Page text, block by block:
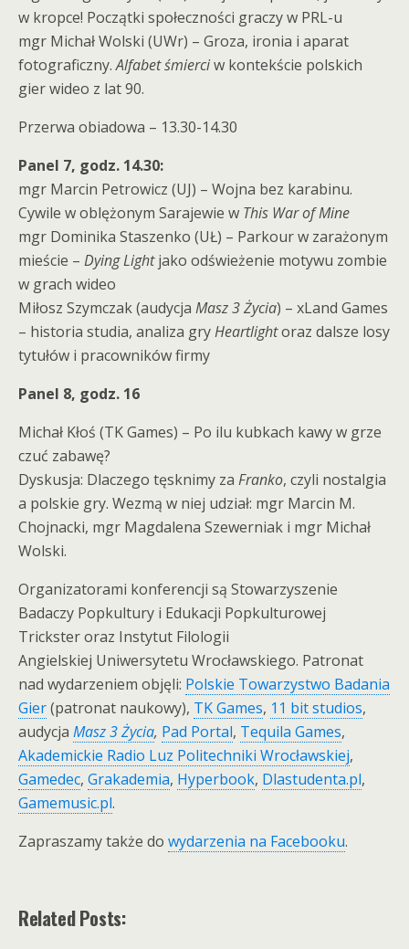
w kropce! Początki społeczności graczy w PRL-u
mgr Michał Wolski (UWr) – Groza, ironia i aparat
fotograficzny.Alfabet śmierciw kontekście polskich
gier wideo z lat 90.
Przerwa obiadowa – 13.30-14.30
Panel 7, godz. 14.30:
mgr Marcin Petrowicz (UJ) – Wojna bez karabinu.
Cywile w oblężonym Sarajewie w This War of Mine
mgr Dominika Staszenko (UŁ) – Parkour w zarażonym
mieście – Dying Lightjako odświeżenie motywu zombie
w grach wideo
Miłosz Szymczak (audycja Masz 3 Życia) – xLand Games
– historia studia, analiza gryHeartlightoraz dalsze losy
tytułów i pracowników firmy
Panel 8, godz. 16
Michał Kłoś (TK Games) – Po ilu kubkach kawy w grze
czuć zabawę?
Dyskusja: Dlaczego tęsknimy za Franko, czyli nostalgia
a polskie gry. Wezmą w niej udział: mgr Marcin M.
Chojnacki, mgr Magdalena Szewerniak i mgr Michał
Wolski.
Organizatorami konferencji są Stowarzyszenie
Badaczy Popkultury i Edukacji Popkulturowej
Trickster oraz Instytut Filologii
Angielskiej Uniwersytetu Wrocławskiego. Patronat
nad wydarzeniem objęli: Polskie Towarzystwo Badania
Gier(patronat naukowy), TK Games, 11 bit studios,
audycja Masz 3 Życia, Pad Portal, Tequila Games,
Akademickie Radio Luz Politechniki Wrocławskiej,
Gamedec, Grakademia, Hyperbook, Dlastudenta.pl,
Gamemusic.pl.
Zapraszamy także do wydarzenia na Facebooku.
Related Posts: